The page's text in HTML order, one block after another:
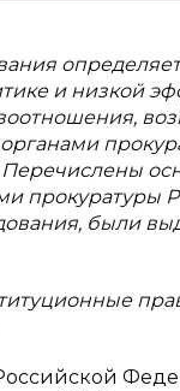
и низкой
Перечислены
прокуратуры
были